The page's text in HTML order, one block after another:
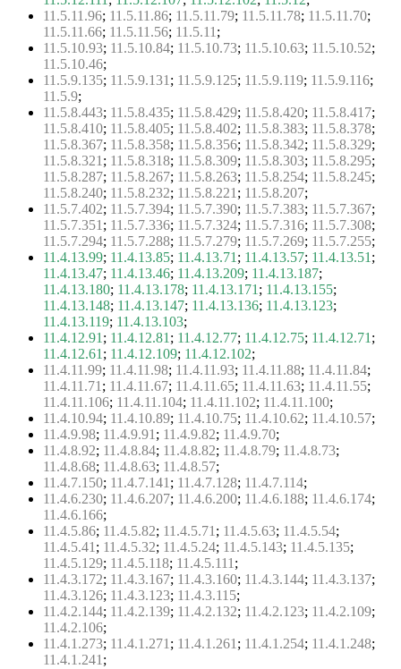
11.5.11.96; 11.5.11.86; 11.5.11.79; 11.5.11.78; 11.5.11.70;
11.5.11.66; 11.5.11.56; 11.5.11 ;
11.5.10.93; 11.5.10.84; 11.5.10.73; 11.5.10.63; 11.5.10.52;
11.5.10.46;
11.5.9.135; 11.5.9.131 ; 11.5.9.125; 11.5.9.119; 11.5.9.116;
11.5.9;
11.5.8.443; 11.5.8.435; 11.5.8.429; 11.5.8.420; 11.5.8.417;
11.5.8.410; 11.5.8.405; 11.5.8.402; 11.5.8.383; 11.5.8.378;
11.5.8.367; 11.5.8.358; 11.5.8.356; 11.5.8.342; 11.5.8.329;
11.5.8.321 ; 11.5.8.318; 11.5.8.309; 11.5.8.303; 11.5.8.295;
11.5.8.287; 11.5.8.267; 11.5.8.263; 11.5.8.254; 11.5.8.245;
11.5.8.240; 11.5.8.232; 11.5.8.221 ; 11.5.8.207;
11.5.7.402; 11.5.7.394; 11.5.7.390; 11.5.7.383; 11.5.7.367;
11.5.7.351 ; 11.5.7.336; 11.5.7.324; 11.5.7.316; 11.5.7.308;
11.5.7.294; 11.5.7.288; 11.5.7.279; 11.5.7.269; 11.5.7.255;
11.4.13.99; 11.4.13.85; 11.4.13.71 ; 11.4.13.57; 11.4.13.51 ;
11.4.13.47; 11.4.13.46; 11.4.13.209; 11.4.13.187;
11.4.13.180; 11.4.13.178; 11.4.13.171 ; 11.4.13.155;
11.4.13.148; 11.4.13.147; 11.4.13.136; 11.4.13.123;
11.4.13.119; 11.4.13.103;
11.4.12.91 ; 11.4.12.81 ; 11.4.12.77; 11.4.12.75; 11.4.12.71 ;
11.4.12.61 ; 11.4.12.109; 11.4.12.102;
11.4.11.99; 11.4.11.98; 11.4.11.93; 11.4.11.88; 11.4.11.84;
11.4.11.71 ; 11.4.11.67; 11.4.11.65; 11.4.11.63; 11.4.11.55;
11.4.11.106; 11.4.11.104; 11.4.11.102; 11.4.11.100;
11.4.10.94; 11.4.10.89; 11.4.10.75; 11.4.10.62; 11.4.10.57;
11.4.9.98; 11.4.9.91 ; 11.4.9.82; 11.4.9.70;
11.4.8.92; 11.4.8.84; 11.4.8.82; 11.4.8.79; 11.4.8.73;
11.4.8.68; 11.4.8.63; 11.4.8.57;
11.4.7.150; 11.4.7.141 ; 11.4.7.128; 11.4.7.114;
11.4.6.230; 11.4.6.207; 11.4.6.200; 11.4.6.188; 11.4.6.174;
11.4.6.166;
11.4.5.86; 11.4.5.82; 11.4.5.71 ; 11.4.5.63; 11.4.5.54;
11.4.5.41 ; 11.4.5.32; 11.4.5.24; 11.4.5.143; 11.4.5.135;
11.4.5.129; 11.4.5.118; 11.4.5.111 ;
11.4.3.172; 11.4.3.167; 11.4.3.160; 11.4.3.144; 11.4.3.137;
11.4.3.126; 11.4.3.123; 11.4.3.115;
11.4.2.144; 11.4.2.139; 11.4.2.132; 11.4.2.123; 11.4.2.109;
11.4.2.106;
11.4.1.273; 11.4.1.271 ; 11.4.1.261 ; 11.4.1.254; 11.4.1.248;
11.4.1.241 ;